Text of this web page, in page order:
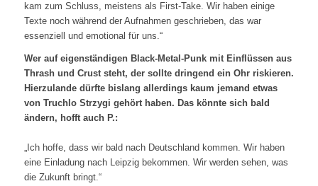
kam zum Schluss, meistens als First-Take. Wir haben einige
Texte noch während der Aufnahmen geschrieben, das war
essenziell und emotional für uns.“
Wer auf eigenständigen Black-Metal-Punk mit Einflüssen aus
Thrash und Crust steht, der sollte dringend ein Ohr riskieren.
Hierzulande dürfte bislang allerdings kaum jemand etwas
von Truchlo Strzygi gehört haben. Das könnte sich bald
ändern, hofft auch P.:
„Ich hoffe, dass wir bald nach Deutschland kommen. Wir haben
eine Einladung nach Leipzig bekommen. Wir werden sehen, was
die Zukunft bringt.“